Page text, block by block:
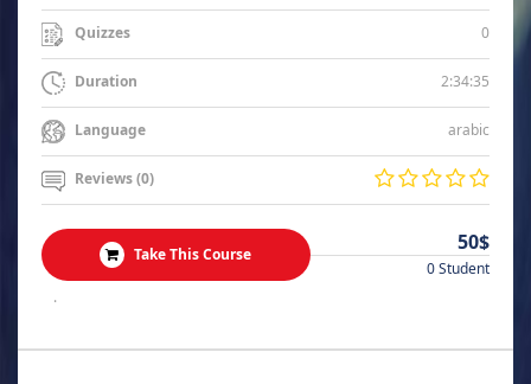
Quizzes 0
Duration 2:34:35
Language arabic
Reviews (0)
Take This Course 50$
0 Student
.